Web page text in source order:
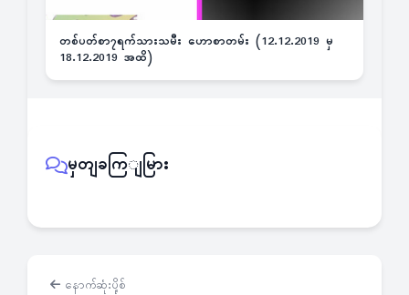
တစ်ပတ်စာ၇ရက်သားသမီး ဟောစာတမ်း (12.12.2019 မှ
18.12.2019 အထိ)
မှတျခကြျမြား
နောက်ဆုံးပို့စ်